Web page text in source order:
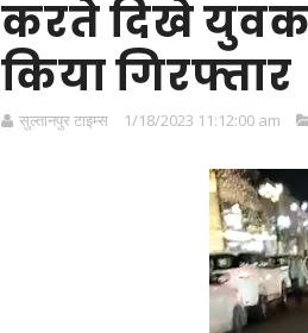
करते दिखे
किया गिरफ्तार
सुल्तानपुर टाइम्स 1/18/2023 11:12:00 am